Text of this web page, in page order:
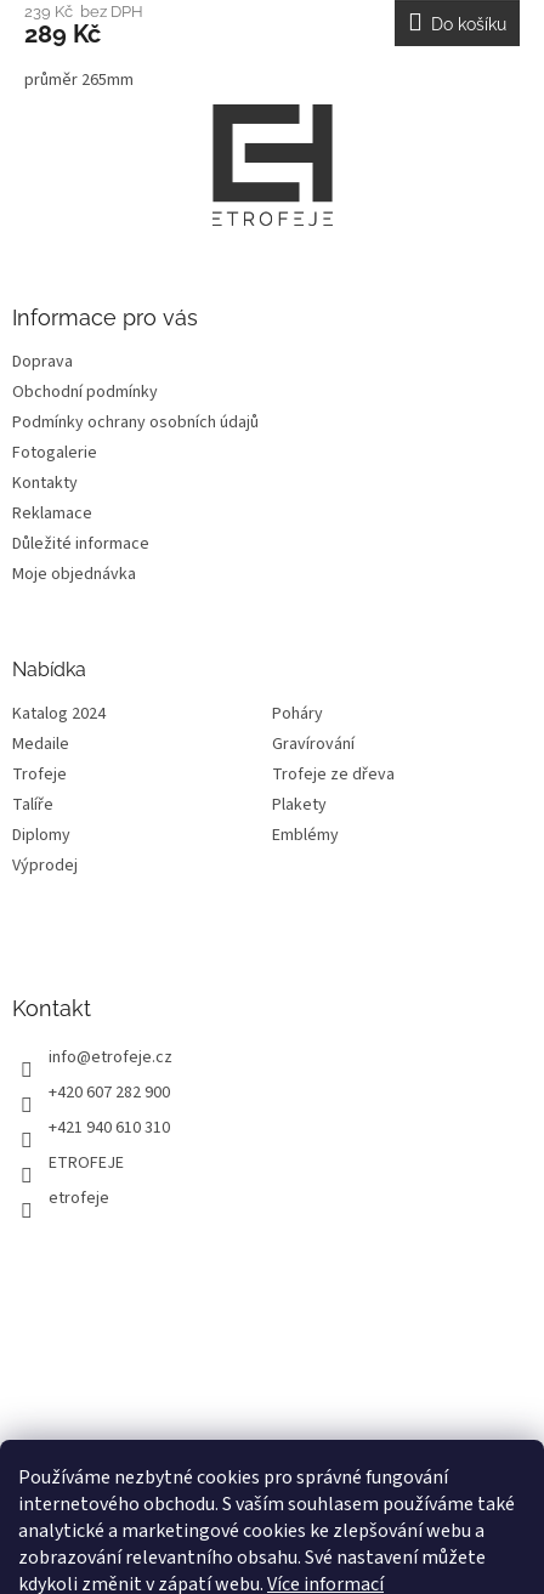
Používáme nezbytné cookies pro správné fungování
internetového obchodu. S vaším souhlasem používáme také
analytické a marketingové cookies ke zlepšování webu a
zobrazování relevantního obsahu. Své nastavení můžete
kdykoli změnit v zápatí webu.Více informací
239 Kč bez DPH
289 Kč Do košíku
průměr 265mm
Informace pro vás
Doprava
Obchodní podmínky
Podmínky ochrany osobních údajů
Fotogalerie
Kontakty
Reklamace
Důležité informace
Moje objednávka
Nabídka
Katalog 2024
Poháry
Medaile
Gravírování
Trofeje
Trofeje ze dřeva
Talíře
Plakety
Diplomy
Emblémy
Výprodej
Kontakt
info@etrofeje.cz
+420 607 282 900
+421 940 610 310
ETROFEJE
etrofeje